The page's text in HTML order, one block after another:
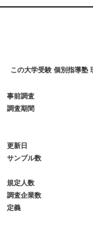
この大学受験 個別指導塾
事前調査
調査期間
更新日
サンプル数
規定人数
調査企業数
定義